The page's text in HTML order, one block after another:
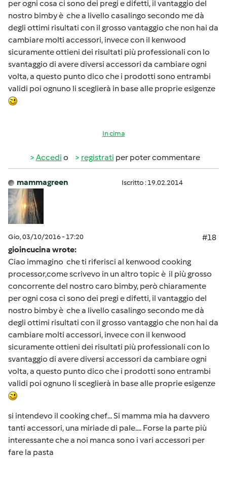
per ogni cosa ci sono dei pregi e difetti, il vantaggio del
nostro bimby è che a livello casalingo secondo me dà
degli ottimi risultati con il grosso vantaggio che non hai da
cambiare molti accessori, invece con il kenwood
sicuramente ottieni dei risultati più professionali con lo
svantaggio di avere diversi accessori da cambiare ogni
volta, a questo punto dico che i prodotti sono entrambi
validi poi ognuno li sceglierà in base alle proprie esigenze
In cima
Accedi o registrati per poter commentare
mammagreen Iscritto : 19.02.2014
Gio, 03/10/2016 - 17:20
#18
gioincucina wrote:
Ciao immagino che ti riferisci al kenwood cooking
processor,come scrivevo in un altro topic è il più grosso
concorrente del nostro caro bimby, però chiaramente
per ogni cosa ci sono dei pregi e difetti, il vantaggio del
nostro bimby è che a livello casalingo secondo me dà
degli ottimi risultati con il grosso vantaggio che non hai da
cambiare molti accessori, invece con il kenwood
sicuramente ottieni dei risultati più professionali con lo
svantaggio di avere diversi accessori da cambiare ogni
volta, a questo punto dico che i prodotti sono entrambi
validi poi ognuno li sceglierà in base alle proprie esigenze
si intendevo il cooking chef... Si mamma mia ha davvero
tanti accessori, una miriade di pale.... Forse la parte più
interessante che a noi manca sono i vari accessori per
fare la pasta